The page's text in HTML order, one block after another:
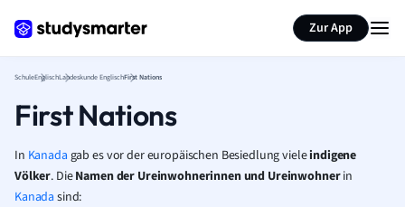
Zur App
SchuleEnglischLandeskunde EnglischFirst Nations
First Nations
In Kanada gab es vor der europäischen Besiedlung vieleindigene
Völker. DieNamen der Ureinwohnerinnen und Ureinwohnerin
Kanada sind:
Seite zusammenfassen